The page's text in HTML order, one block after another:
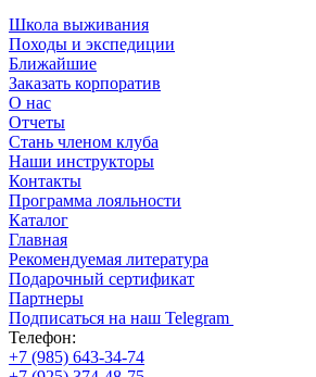
Школа выживания
Походы и экспедиции
Ближайшие
Заказать корпоратив
О нас
Отчеты
Стань членом клуба
Наши инструкторы
Контакты
Программа лояльности
Каталог
Главная
Рекомендуемая литература
Подарочный сертификат
Партнеры
Подписаться на наш Telegram
Телефон:
+7 (985) 643-34-74